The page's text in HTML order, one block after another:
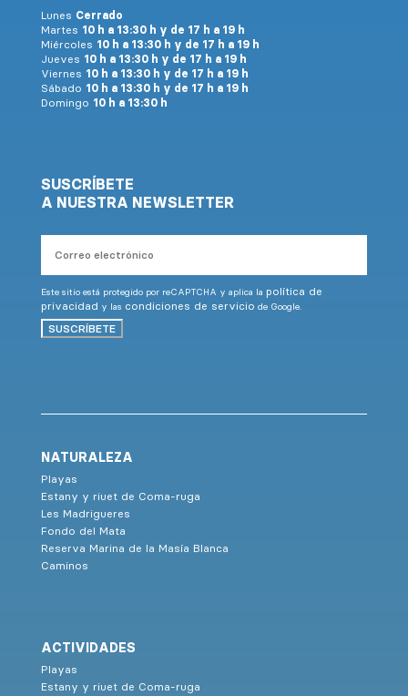
Lunes Cerrado
Martes 10 h a 13:30 h y de 17 h a 19 h
Miércoles 10 h a 13:30 h y de 17 h a 19 h
Jueves 10 h a 13:30 h y de 17 h a 19 h
Viernes 10 h a 13:30 h y de 17 h a 19 h
Sábado 10 h a 13:30 h y de 17 h a 19 h
Domingo 10 h a 13:30 h
SUSCRÍBETE
A NUESTRA NEWSLETTER
electrónico
Este sitio está protegido por reCAPTCHA y aplica la política de
privacidad y las condiciones de servicio de Google.
SUSCRÍBETE
NATURALEZA
Playas
Estany y riuet de Coma-ruga
Les Madrigueres
Fondo del Mata
Reserva Marina de la Masía Blanca
Caminos
ACTIVIDADES
Playas
Estany y riuet de Coma-ruga